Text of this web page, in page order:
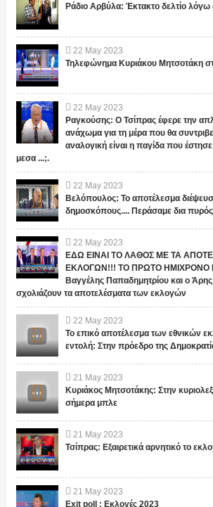
Ράδιο Αρβύλα: Έκτακτο δελτίο
22 May 2023
Τηλεφώνημα Κυριάκου Μητσοτάκη
22 May 2023
Ραγκούσης: Ο Τσίπρας έφερε την
ανάχωμα για τη μέρα που θα
αναλογική είναι η παγίδα που έστησε
μεσα ...;.
22 May 2023
Βελόπουλος: Το αποτέλεσμα
δημοσκόπους.... Περάσαμε δια πυρός
22 May 2023
ΕΔΩ ΕΙΝΑΙ ΤΟ ΛΑΘΟΣ ΜΕ ΤΑ
ΕΚΛΟΓΩΝ!!! ΤΟ ΠΡΩΤΟ ΗΜΙΧΡΟΝΟ
Βαγγέλης Παπαδημητρίου και ο
σχολιάζουν τα αποτελέσματα των εκλογών
22 May 2023
Το επικό αποτέλεσμα των εθνικών
εντολή: Στην πρόεδρο της
21 May 2023
Κυριάκος Μητσοτάκης: Στην
σήμερα μπλε
21 May 2023
Τσίπρας: Εξαιρετικά αρνητικό το
21 May 2023
Exit poll : Εκλογές 2023